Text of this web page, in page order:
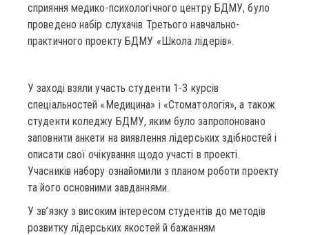
сприяння медико-психологічного центру БДМУ, було
проведено набір слухачів Третього навчально-
практичного проекту БДМУ «Школа лідерів».
У заході взяли участь студенти 1-3 курсів
спеціальностей «Медицина» і «Стоматологія», а також
студенти коледжу БДМУ, яким було запропоновано
заповнити анкети на виявлення лідерських здібностей і
описати свої очікування щодо участі в проекті.
Учасників набору ознайомили з планом роботи проекту
та його основними завданнями.
У зв’язку з високим інтересом студентів до методів
розвитку лідерських якостей й бажанням